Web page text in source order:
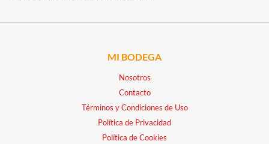
MI BODEGA
Nosotros
Contacto
Términos y Condiciones de Uso
Política de Privacidad
Política de Cookies